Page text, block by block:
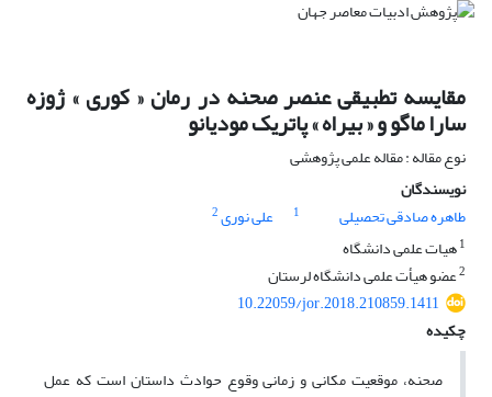
مقایسه تطبیقی عنصر صحنه در رمان « کوری » ژوزه
سارا ماگو و « بیراه » پاتریک مودیانو
نوع مقاله : مقاله علمی پژوهشی
نویسندگان
طاهره صادقی تحصیلی
1 علی نوری2
1هیات علمی دانشگاه
2عضو هیأت علمی دانشگاه لرستان
10.22059/jor.2018.210859.1411
چکیده
صحنه، موقعیت مکانی و زمانی وقوع حوادث داستان است که عمل